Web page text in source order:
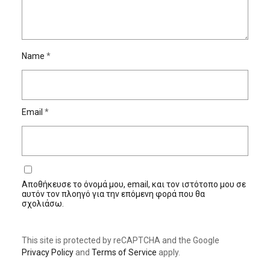
Name *
Email *
Αποθήκευσε το όνομά μου, email, και τον ιστότοπο μου σε
αυτόν τον πλοηγό για την επόμενη φορά που θα
σχολιάσω.
This site is protected by reCAPTCHA and the Google
Privacy Policyand Terms of Service apply.